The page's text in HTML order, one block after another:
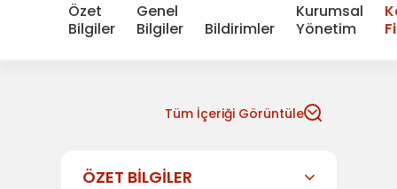
Özet
Bilgiler
Genel
Bilgiler
Bildirimler
Kurumsal
Yönetim
Tüm İçeriği Görüntüle
ÖZET BİLGİLER